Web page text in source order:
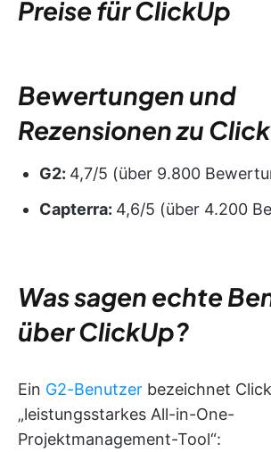
Preise für ClickUp
Bewertungen und
Rezensionen zu
G2: 4,7/5 (über 9.800
Capterra: 4,6/5 (über 4.200
Was sagen echte
über ClickUp?
Ein G2-Benutzer bezeichnet
„leistungsstarkes All-in-One-
Projektmanagement-Tool“: